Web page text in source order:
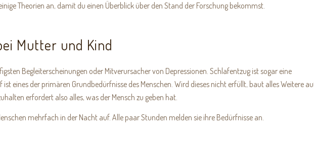
Theorien an, damit du einen Überblick über den Stand der Forschung bekommst.
Mutter und Kind
Begleiterscheinungen oder Mitverursacher von Depressionen. Schlafentzug ist sogar eine
eines der primären Grundbedürfnisse des Menschen. Wird dieses nicht erfüllt, baut alles Weitere
erfordert also alles, was der Mensch zu geben hat.
mehrfach in der Nacht auf. Alle paar Stunden melden sie ihre Bedürfnisse an.